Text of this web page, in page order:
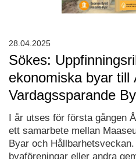
Sökes:
ekonomiska byar till
Vardagssparande
I år utses för första gången
ett samarbete mellan
Byar och
byaföreningar eller andra
28.04.2025